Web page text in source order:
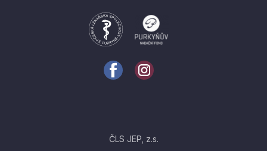
ČLS JEP, z.s.